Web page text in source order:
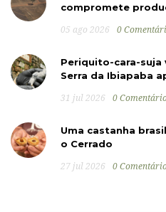
compromete
05 ago 2026 0
Periquito-cara-suja
Serra da Ibiapaba
31 jul 2026 0
Uma castanha
o Cerrado
27 jul 2026 0